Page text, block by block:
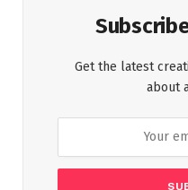
Get the latest
about